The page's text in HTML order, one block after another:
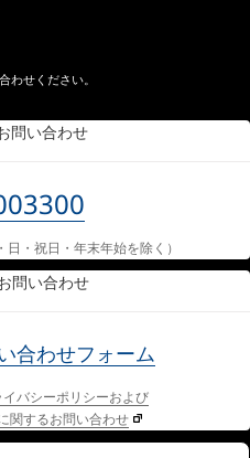
わせください。
問い合わせ
日・祝日・年末年始を除く）
問い合わせ
合わせフォーム
バシーポリシーおよび
関するお問い合わせ